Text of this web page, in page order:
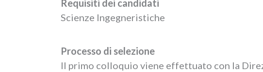
Requisiti dei candidati
Scienze Ingegneristiche
Processo di selezione
Il primo colloquio viene effettuato con la